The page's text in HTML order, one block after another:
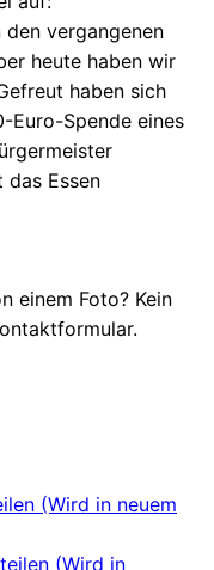
den vergangenen
heute haben wir
haben sich
Euro-Spende eines
das Essen
einem Foto? Kein
(Wird in neuem
(Wird in